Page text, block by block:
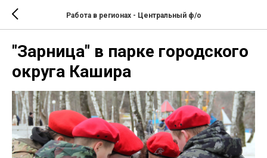
Работа в регионах - Центральный ф/о
"Зарница" в парке городского
округа Кашира